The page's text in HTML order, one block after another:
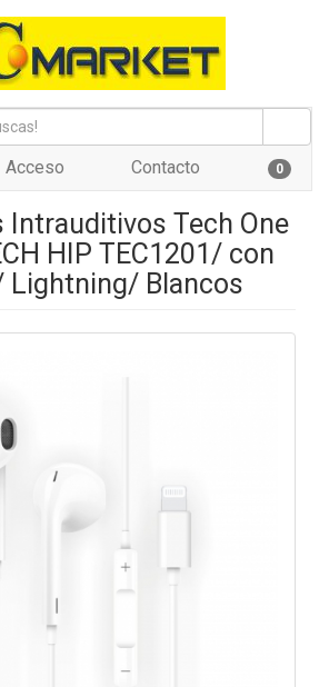
Acceso Contacto 0
Intrauditivos Tech One
HIP TEC1201/ con
Lightning/ Blancos